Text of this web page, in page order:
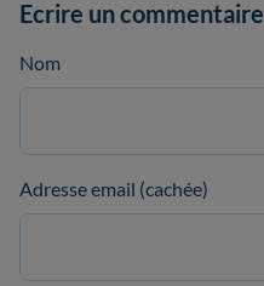
Ecrire un commentaire
Nom
Adresse email (cachée)